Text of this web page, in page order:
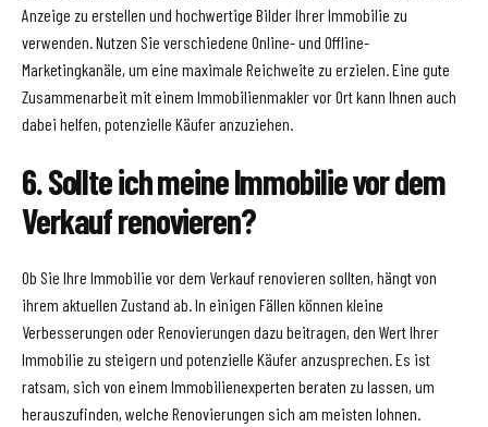
Anzeige zu erstellen und hochwertige Bilder Ihrer Immobilie zu
verwenden. Nutzen Sie verschiedene Online- und Offline-
Marketingkanäle, um eine maximale Reichweite zu erzielen. Eine gute
Zusammenarbeit mit einem Immobilienmakler vor Ort kann Ihnen auch
dabei helfen, potenzielle Käufer anzuziehen.
6. Sollte ich meine Immobilie vor dem
Verkauf renovieren?
Ob Sie Ihre Immobilie vor dem Verkauf renovieren sollten, hängt von
ihrem aktuellen Zustand ab. In einigen Fällen können kleine
Verbesserungen oder Renovierungen dazu beitragen, den Wert Ihrer
Immobilie zu steigern und potenzielle Käufer anzusprechen. Es ist
ratsam, sich von einem Immobilienexperten beraten zu lassen, um
herauszufinden, welche Renovierungen sich am meisten lohnen.